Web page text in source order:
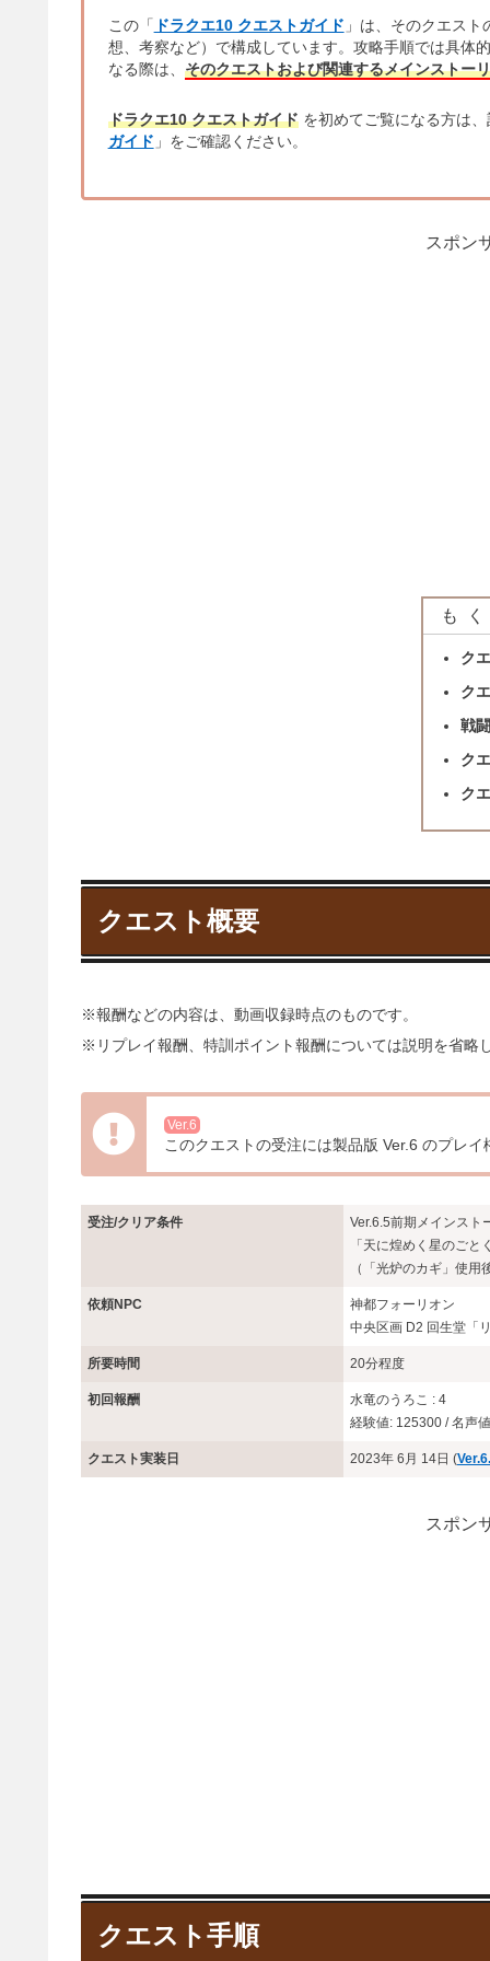
この「 ドラクエ10 クエストガイド 」は、そのクエスト
想、考察など）で構成しています。攻略手順では具体
なる際は、 そのクエストおよび関連するメインストー
ドラクエ10 クエストガイドを初めてご覧になる方は
ガイド 」をご確認ください。
スポン
も
ク
ク
戦
ク
ク
クエスト概要
※報酬などの内容は、動画収録時点のものです。
※リプレイ報酬、特訓ポイント報酬については説明を省略
Ver.6
このクエストの受注には製品版 Ver.6 のプレイ
受注/クリア条件
Ver.6.5前期メインスト
「天に煌めく星のご
（「光炉のカギ」使用
依頼NPC
神都フォーリオン
中央区画 D2 回生堂「
所要時間 20分程度
初回報酬
水竜のうろこ : 4
経験値: 125300 / 名声
クエスト実装日 2023年 6月 14日 (
スポン
クエスト手順